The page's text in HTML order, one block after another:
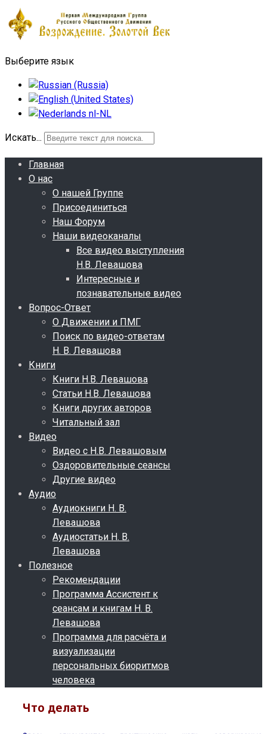
Выберите язык
Искать...
Главная
О нас
О нашей Группе
Присоединиться
Наш Форум
Наши видеоканалы
Все видео выступления
Н.В. Левашова
Интересные и
познавательные видео
Вопрос-Ответ
О Движении и ПМГ
Поиск по видео-ответам
Н. В. Левашова
Книги
Книги Н.В. Левашова
Статьи Н.В. Левашова
Книги других авторов
Читальный зал
Видео
Видео с Н.В. Левашовым
Оздоровительные сеансы
Другие видео
Аудио
Аудиокниги Н. В.
Левашова
Аудиостатьи Н. В.
Левашова
Полезное
Рекомендации
Программа Ассистент к
сеансам и книгам Н. В.
Левашова
Программа для расчёта и
визуализации
персональных биоритмов
человека
Что делать